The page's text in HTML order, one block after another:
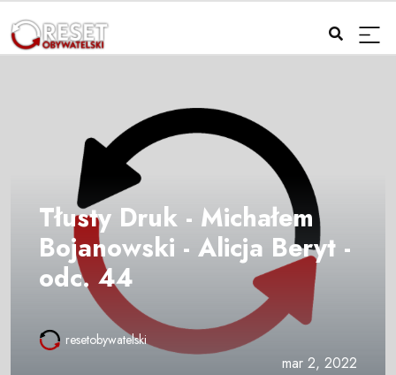
Tłusty Druk - Michałem
Bojanowski - Alicja Beryt -
odc. 44
resetobywatelski
mar 2, 2022